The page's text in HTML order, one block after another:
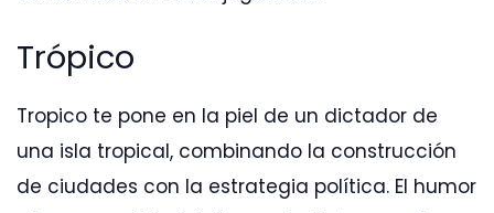
Trópico
Tropico te pone en la piel de un dictador de
una isla tropical, combinando la construcción
de ciudades con la estrategia política. El humor